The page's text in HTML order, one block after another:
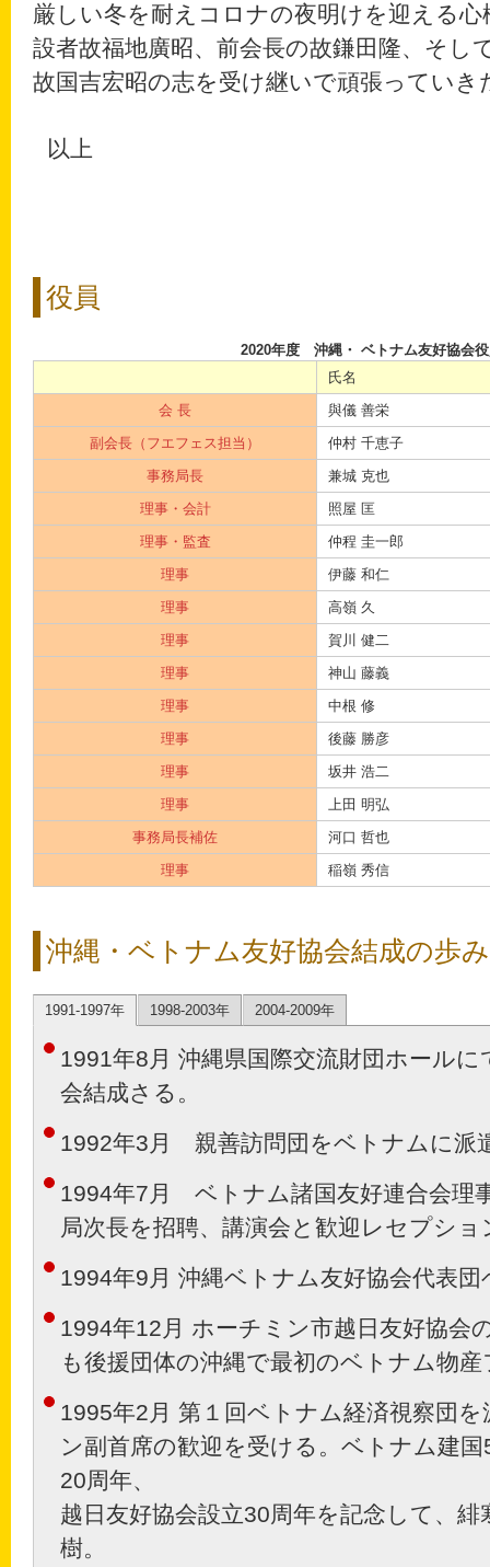
厳しい冬を耐えコロナの夜明けを迎える
設者故福地廣昭、前会長の故鎌田隆、そし
故国吉宏昭の志を受け継いで頑張っていき
以上
役員
2020年度 沖縄・ ベトナム友好協会
氏名
会 長
與儀 善栄
副会長（フエフェス担当）
仲村 千恵子
事務局長
兼城 克也
理事・会計
照屋 匡
理事・監査
仲程 圭一郎
理事
伊藤 和仁
理事
高嶺 久
理事
賀川 健二
理事
神山 藤義
理事
中根 修
理事
後藤 勝彦
理事
坂井 浩二
理事
上田 明弘
事務局長補佐
河口 哲也
理事
稲嶺 秀信
沖縄・ベトナム友好協会結成の歩み
1991-1997年 1998-2003年 2004-2009年
1991年8月 沖縄県国際交流財団ホール
会結成さる。
1992年3月 親善訪問団をベトナムに派
1994年7月 ベトナム諸国友好連合会理
局次長を招聘、講演会と歓迎レセプショ
1994年9月 沖縄ベトナム友好協会代表
1994年12月 ホーチミン市越日友好協会
も後援団体の沖縄で最初のベトナム物
1995年2月 第１回ベトナム経済視察団
ン副首席の歓迎を受ける。ベトナム建
20周年、
越日友好協会設立30周年を記念して、
樹。